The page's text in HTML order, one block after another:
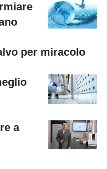
per miracolo
a